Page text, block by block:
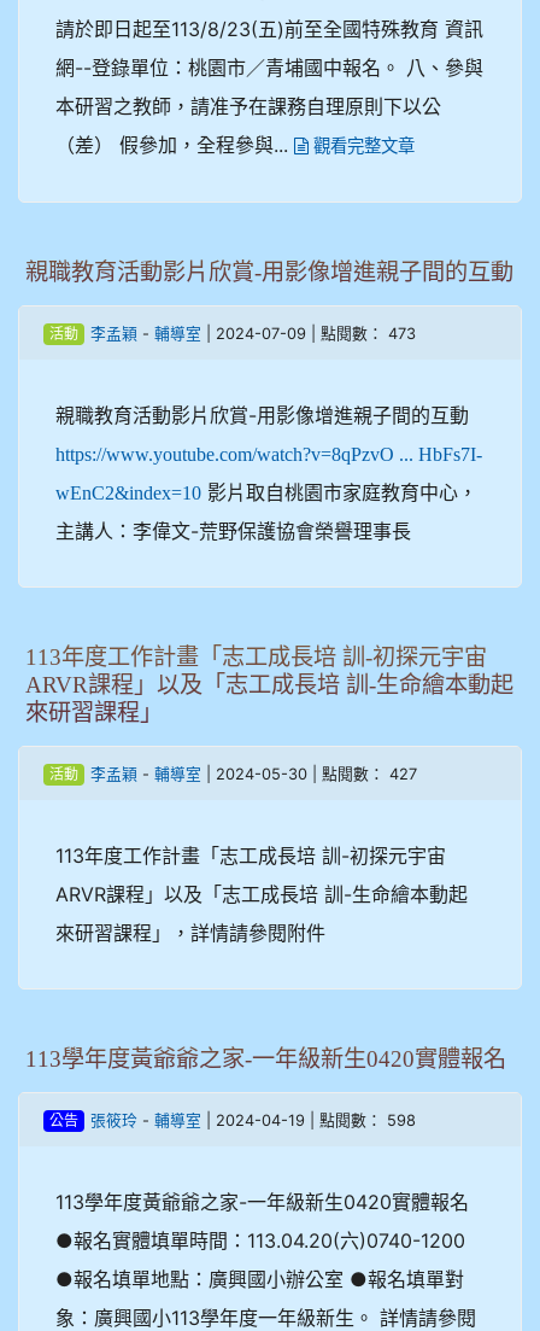
請於即日起至113/8/23(五)前至全國特殊教育 資訊
網--登錄單位：桃園市／青埔國中報名。 八、參與
本研習之教師，請准予在課務自理原則下以公
（差） 假參加，全程參與...
觀看完整文章
親職教育活動影片欣賞-用影像增進親子間的互動
活動 李孟穎- 輔導室 | 2024-07-09 | 點閱數： 473
親職教育活動影片欣賞-用影像增進親子間的互動
https://www.youtube.com/watch?v=8qPzvO ... HbFs7I-
wEnC2&index=10 影片取自桃園市家庭教育中心，
主講人：李偉文-荒野保護協會榮譽理事長
113年度工作計畫「志工成長培 訓-初探元宇宙
ARVR課程」以及「志工成長培 訓-生命繪本動起
來研習課程」
活動 李孟穎- 輔導室 | 2024-05-30 | 點閱數： 427
113年度工作計畫「志工成長培 訓-初探元宇宙
ARVR課程」以及「志工成長培 訓-生命繪本動起
來研習課程」，詳情請參閱附件
113學年度黃爺爺之家-一年級新生0420實體報名
公告 張筱玲- 輔導室 | 2024-04-19 | 點閱數： 598
113學年度黃爺爺之家-一年級新生0420實體報名
●報名實體填單時間：113.04.20(六)0740-1200
●報名填單地點：廣興國小辦公室 ●報名填單對
象：廣興國小113學年度一年級新生。 詳情請參閱